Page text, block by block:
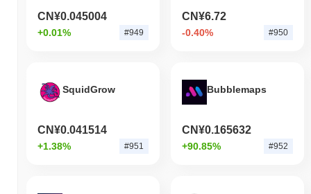
CN¥0.045004
+0.01% #949
CN¥6.72
-0.40% #950
SquidGrow
CN¥0.041514
+1.38% #951
Bubblemaps
CN¥0.165632
+90.85% #952